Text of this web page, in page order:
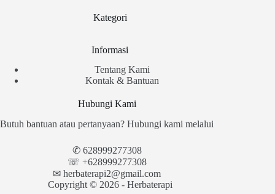
Kategori
Informasi
Tentang Kami
Kontak & Bantuan
Hubungi Kami
Butuh bantuan atau pertanyaan? Hubungi kami melalui
✆ 628999277308
☏ +628999277308
✉︎ herbaterapi2@gmail.com
Copyright © 2026 - Herbaterapi